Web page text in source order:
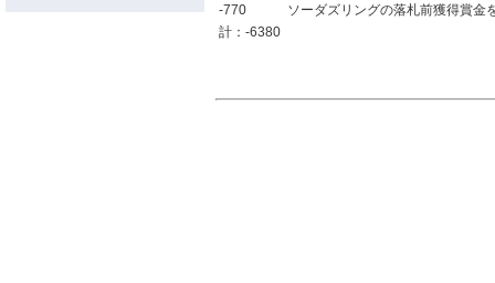
-770
ソーダズリングの落札前獲得賞金
計：-6380